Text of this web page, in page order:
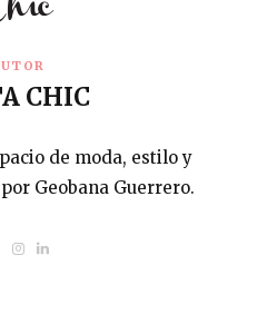
CHIC
de moda, estilo y
Geobana Guerrero.
W
I
L